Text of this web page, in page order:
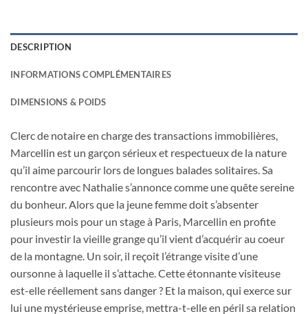
DESCRIPTION
INFORMATIONS COMPLÉMENTAIRES
DIMENSIONS & POIDS
Clerc de notaire en charge des transactions immobilières,
Marcellin est un garçon sérieux et respectueux de la nature
qu’il aime parcourir lors de longues balades solitaires. Sa
rencontre avec Nathalie s’annonce comme une quête sereine
du bonheur. Alors que la jeune femme doit s’absenter
plusieurs mois pour un stage à Paris, Marcellin en profite
pour investir la vieille grange qu’il vient d’acquérir au coeur
de la montagne. Un soir, il reçoit l’étrange visite d’une
oursonne à laquelle il s’attache. Cette étonnante visiteuse
est-elle réellement sans danger ? Et la maison, qui exerce sur
lui une mystérieuse emprise, mettra-t-elle en péril sa relation